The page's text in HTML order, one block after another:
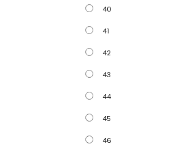
40
41
42
43
44
45
46